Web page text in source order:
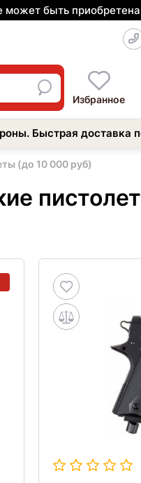
может быть
Избранное
Быстрая доставка
(до 10 000 руб)